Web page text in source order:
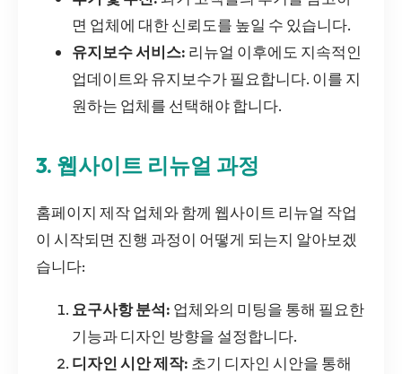
면 업체에 대한 신뢰도를 높일 수 있습니다.
유지보수 서비스: 리뉴얼 이후에도 지속적인
업데이트와 유지보수가 필요합니다. 이를 지
원하는 업체를 선택해야 합니다.
3. 웹사이트 리뉴얼 과정
홈페이지 제작 업체와 함께 웹사이트 리뉴얼 작업
이 시작되면 진행 과정이 어떻게 되는지 알아보겠
습니다:
요구사항 분석: 업체와의 미팅을 통해 필요한
기능과 디자인 방향을 설정합니다.
디자인 시안 제작: 초기 디자인 시안을 통해